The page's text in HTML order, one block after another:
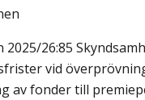
26:85
vid
av fonder till